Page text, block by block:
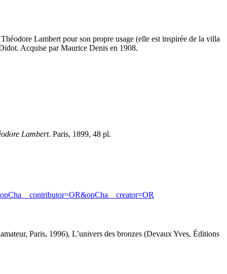
Lambert pour son propre usage (elle est inspirée de la villa
Acquise par Maurice Denis en 1908.
Lambert. Paris, 1899, 48 pl.
Paris, 1996), L’univers des bronzes (Devaux Yves, Éditions